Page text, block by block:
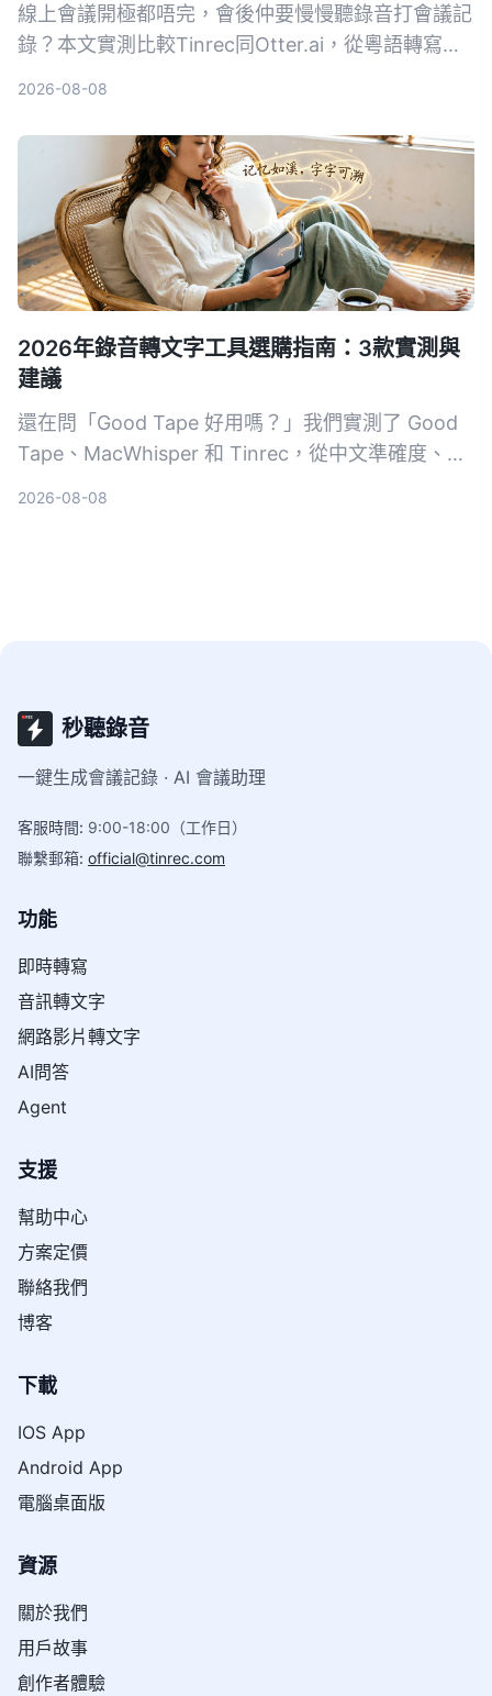
線上會議開極都唔完，會後仲要慢慢聽錄音打會議記
錄？本文實測比較Tinrec同Otter.ai，從粵語轉寫、
2026-08-08
2026年錄音轉文字工具選購指南：3款實測與
建議
還在問「Good Tape 好用嗎？」我們實測了 Good
Tape、MacWhisper 和 Tinrec，從中文準確度、AI
2026-08-08
秒聽錄音
一鍵生成會議記錄 · AI 會議助理
客服時間: 9:00-18:00（工作日）
聯繫郵箱: official@tinrec.com
功能
即時轉寫
音訊轉文字
網路影片轉文字
AI問答
Agent
支援
幫助中心
方案定價
聯絡我們
博客
下載
IOS App
Android App
電腦桌面版
資源
關於我們
用戶故事
創作者體驗